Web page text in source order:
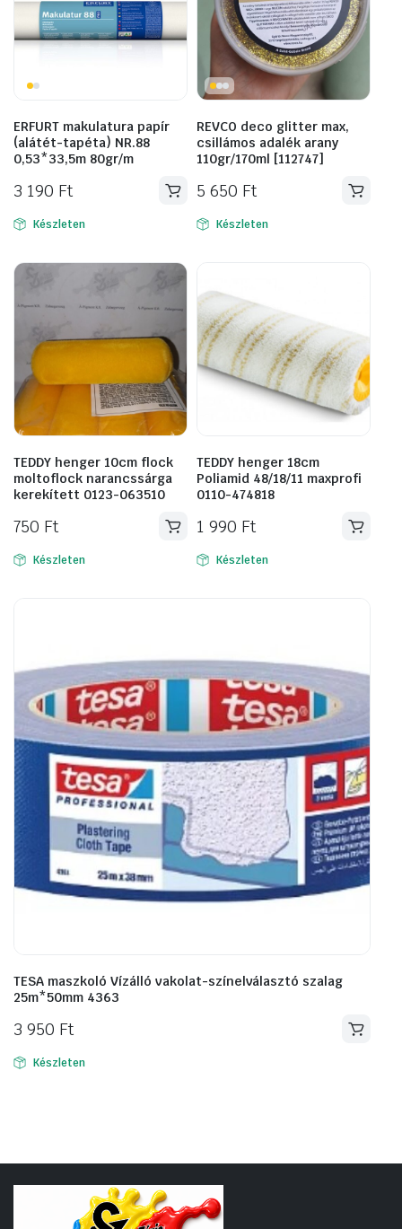
ERFURT makulatura papír
(alátét-tapéta) NR.88
0,53*33,5m 80gr/m
3 190 Ft
Készleten
REVCO deco glitter max,
csillámos adalék arany
110gr/170ml [112747]
5 650 Ft
Készleten
TEDDY henger 10cm flock
moltoflock narancssárga
kerekített 0123-063510
750 Ft
Készleten
TEDDY henger 18cm
Poliamid 48/18/11 maxprofi
0110-474818
1 990 Ft
Készleten
TESA maszkoló Vízálló vakolat-színelválasztó szalag
25m*50mm 4363
3 950 Ft
Készleten